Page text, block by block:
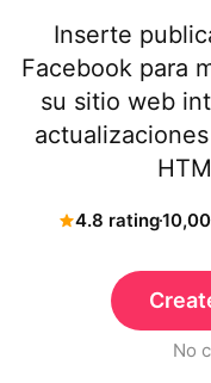
Inserte
Facebook para
su sitio web
4.8 rating
No